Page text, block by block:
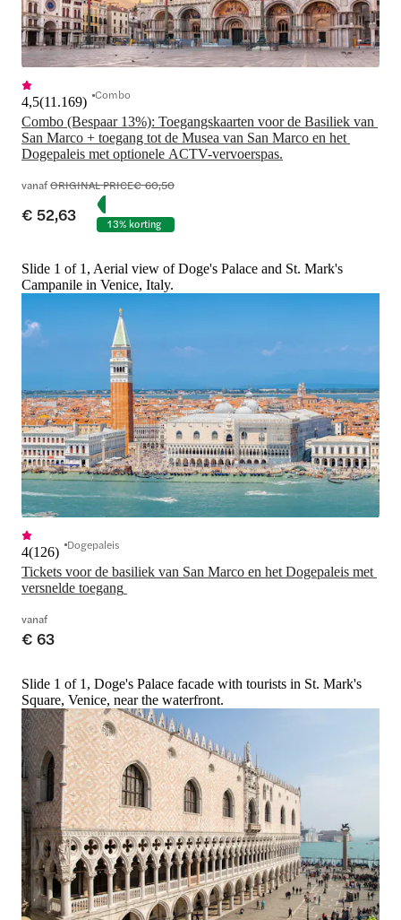
Combo (Bespaar 13%): Toegangskaarten voor de Basiliek van
San Marco + toegang tot de Musea van San Marco en het
Dogepaleis met optionele ACTV-vervoerspas.
4,5(11.169) Combo
vanafORIGINAL PRICE€ 60,50
€ 52,63 13% korting
Slide 1 of 1, Aerial view of Doge's Palace and St. Mark's
Campanile in Venice, Italy.
Tickets voor de basiliek van San Marco en het Dogepaleis met
4(126) Dogepaleis
vanaf
€ 63
Slide 1 of 1, Doge's Palace facade with tourists in St. Mark's
Square, Venice, near the waterfront.